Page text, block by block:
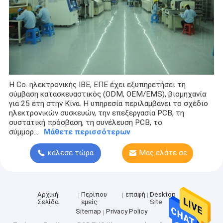
Η Co. ηλεκτρονικής IBE, ΕΠΕ έχει εξυπηρετήσει τη
σύμβαση κατασκευαστικός (ODM, OEM/EMS), βιομηχανία
για 25 έτη στην Κίνα. Η υπηρεσία περιλαμβάνει το σχέδιο
ηλεκτρονικών συσκευών, την επεξεργασία PCB, τη
συστατική πρόσβαση, τη συνέλευση PCB, το
σύμμορ...
Μάθετε περισσότερων
κάλεσε τώρα Μας ελάτε σε
Αρχική
Σελίδα
Περίπου
εμείς
επαφή
Desktop
Site
Sitemap
Privacy Policy